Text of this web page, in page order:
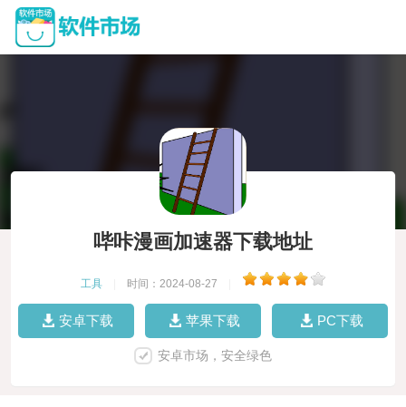
哔咔漫画加速器下载地址
工具 时间：2024-08-27
安卓下载 苹果下载 PC下载
安卓市场，安全绿色